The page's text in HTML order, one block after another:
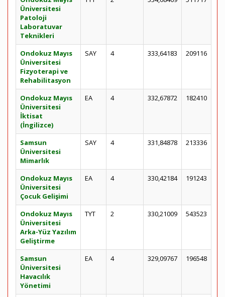
Üniversitesi
Patoloji
Laboratuvar
Teknikleri
Ondokuz Mayıs
Üniversitesi
Fizyoterapi ve
Rehabilitasyon
SAY 4 333,64183 209116
Ondokuz Mayıs
Üniversitesi
İktisat
(İngilizce)
EA 4 332,67872 182410
Samsun
Üniversitesi
Mimarlık
SAY 4 331,84878 213336
Ondokuz Mayıs
Üniversitesi
Çocuk Gelişimi
EA 4 330,42184 191243
Ondokuz Mayıs
Üniversitesi
Arka-Yüz Yazılım
Geliştirme
TYT 2 330,21009 543523
Samsun
Üniversitesi
Havacılık
Yönetimi
EA 4 329,09767 196548